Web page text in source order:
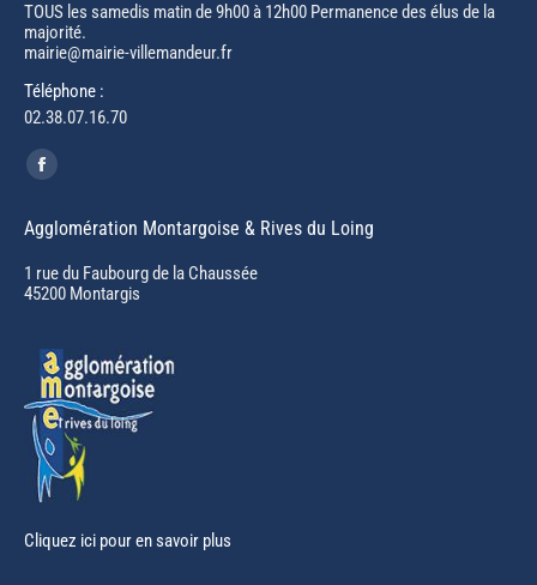
TOUS les samedis matin de 9h00 à 12h00 Permanence des élus de la
majorité.
mairie@mairie-villemandeur.fr
Téléphone :
02.38.07.16.70
Trouvez nous sur :
Facebook
opens
in
new
Agglomération Montargoise & Rives du Loing
1 rue du Faubourg de la Chaussée
45200 Montargis
Cliquez ici pour en savoir plus